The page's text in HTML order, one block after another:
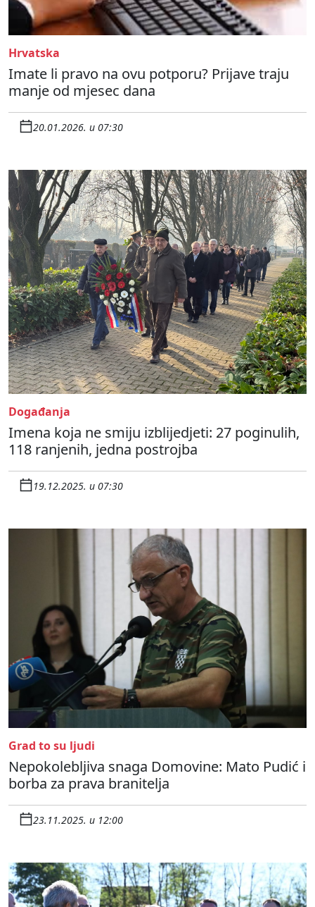
Hrvatska
Imate li pravo na ovu potporu? Prijave traju
manje od mjesec dana
20.01.2026. u 07:30
Događanja
Imena koja ne smiju izblijedjeti: 27 poginulih,
118 ranjenih, jedna postrojba
19.12.2025. u 07:30
Grad to su ljudi
Nepokolebljiva snaga Domovine: Mato Pudić i
borba za prava branitelja
23.11.2025. u 12:00